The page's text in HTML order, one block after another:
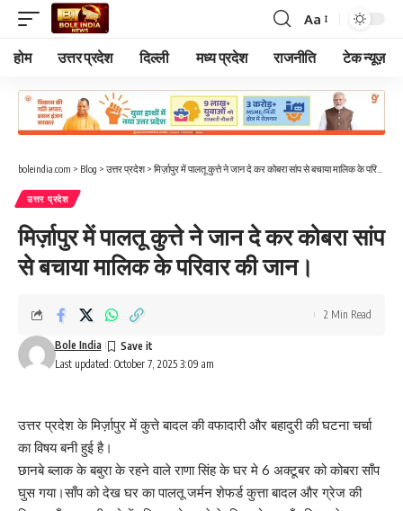
Font
Resizer
Aa
होम उत्तर प्रदेश दिल्ली मध्य प्रदेश राजनीति टेक न्यूज़
boleindia.com > Blog > उत्तर प्रदेश> मिर्ज़ापुर में पालतू कुत्ते ने जान दे कर कोबरा सांप से बचाया मालिक के परिवार की जान।
उत्तर प्रदेश
मिर्ज़ापुर में पालतू कुत्ते ने जान दे कर कोबरा सांप
से बचाया मालिक के परिवार की जान।
Last updated: October 7, 2025 3:09 am
Bole India
2 Min Read
उत्तर प्रदेश के मिर्ज़ापुर में कुत्ते बादल की वफादारी और बहादुरी की घटना चर्चा
का विषय बनी हुई है।
छानबे ब्लाक के बबुरा के रहने वाले राणा सिंह के घर मे 6 अक्टूबर को कोबरा साँप
घुस गया।साँप को देख घर का पालतू जर्मन शेफर्ड कुत्ता बादल और ग्रेज की